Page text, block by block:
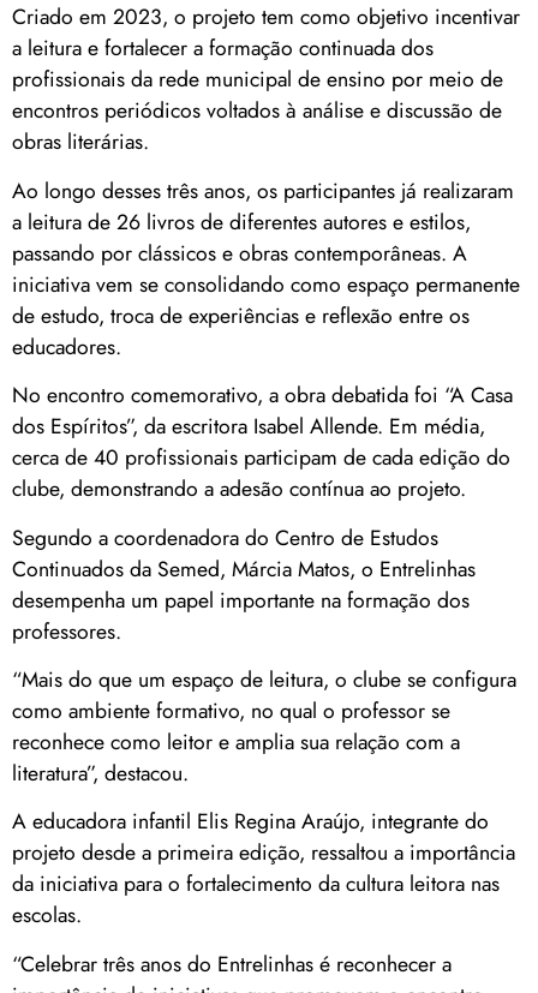
Criado em 2023, o projeto tem como objetivo incentivar
a leitura e fortalecer a formação continuada dos
profissionais da rede municipal de ensino por meio de
encontros periódicos voltados à análise e discussão de
obras literárias.
Ao longo desses três anos, os participantes já realizaram
a leitura de 26 livros de diferentes autores e estilos,
passando por clássicos e obras contemporâneas. A
iniciativa vem se consolidando como espaço permanente
de estudo, troca de experiências e reflexão entre os
educadores.
No encontro comemorativo, a obra debatida foi “A Casa
dos Espíritos”, da escritora Isabel Allende. Em média,
cerca de 40 profissionais participam de cada edição do
clube, demonstrando a adesão contínua ao projeto.
Segundo a coordenadora do Centro de Estudos
Continuados da Semed, Márcia Matos, o Entrelinhas
desempenha um papel importante na formação dos
professores.
“Mais do que um espaço de leitura, o clube se configura
como ambiente formativo, no qual o professor se
reconhece como leitor e amplia sua relação com a
literatura”, destacou.
A educadora infantil Elis Regina Araújo, integrante do
projeto desde a primeira edição, ressaltou a importância
da iniciativa para o fortalecimento da cultura leitora nas
escolas.
“Celebrar três anos do Entrelinhas é reconhecer a